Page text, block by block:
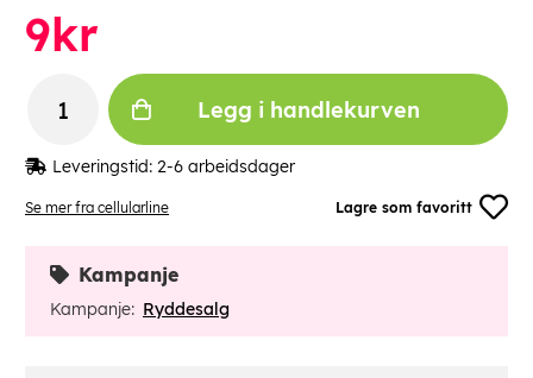
Se mer fra cellularline Lagre som favoritt
9kr
Legg i handlekurven
Leveringstid: 2-6 arbeidsdager
Kampanje
Kampanje: Ryddesalg